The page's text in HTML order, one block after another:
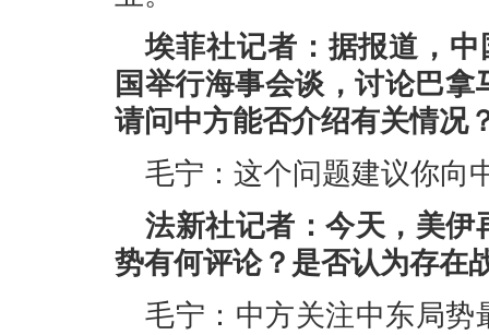
埃菲社记者：据报道，
国举行海事会谈，讨论巴
请问中方能否介绍有关情况
毛宁：这个问题建议你向
法新社记者：今天，美伊
势有何评论？是否认为存在
毛宁：中方关注中东局势